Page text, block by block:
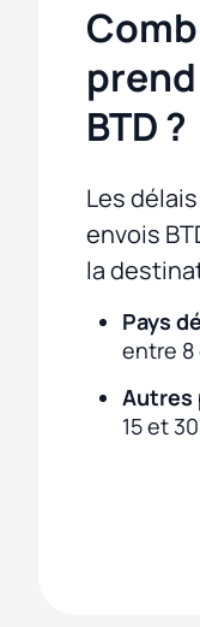
BTD ?
Les
envois
la
Pays
entre 8
Autres
15 et